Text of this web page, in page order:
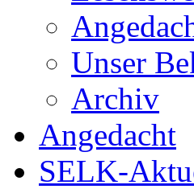
Unser
Archiv
Angedacht
SELK-